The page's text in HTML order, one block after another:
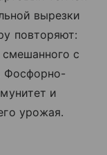
вырезки
повторяют:
с
Фосфорно-
и
урожая.